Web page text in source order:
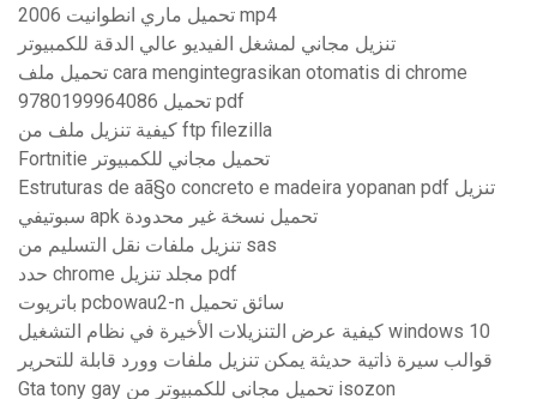
تحميل ماري انطوانيت 2006 mp4
تنزيل مجاني لمشغل الفيديو عالي الدقة للكمبيوتر
تحميل ملف cara mengintegrasikan otomatis di chrome
9780199964086 تحميل pdf
كيفية تنزيل ملف من ftp filezilla
Fortnitie تحميل مجاني للكمبيوتر
Estruturas de aã§o concreto e madeira yopanan pdf تنزيل
سبوتيفي apk تحميل نسخة غير محدودة
تنزيل ملفات نقل التسليم من sas
حدد chrome مجلد تنزيل pdf
باتريوت pcbowau2-n سائق تحميل
كيفية عرض التنزيلات الأخيرة في نظام التشغيل windows 10
قوالب سيرة ذاتية حديثة يمكن تنزيل ملفات وورد قابلة للتحرير
Gta tony gay تحميل مجاني للكمبيوتر من isozon